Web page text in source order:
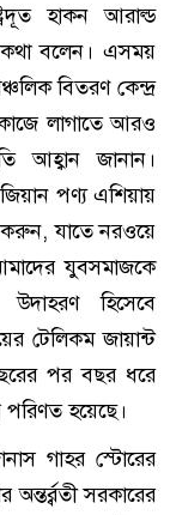
হাকন আরাল্ড
বলেন। এসময়
বিতরণ কেন্দ্র
লাগাতে আরও
আহ্বান জানান।
পণ্য এশিয়ায়
করুন, যাতে নরওয়ে
যুবসমাজকে
হিসেবে
টেলিকম জায়ান্ট
পর বছর ধরে
হয়েছে।
গাহর স্টোরের
অন্তর্র্বতী সরকারের